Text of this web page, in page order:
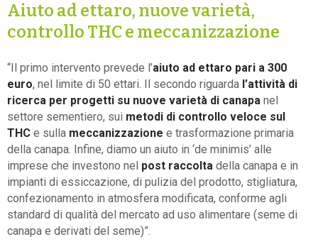
Aiuto ad ettaro, nuove varietà,
controllo THC e meccanizzazione
“Il primo intervento prevede l’aiuto ad ettaro pari a 300
euro, nel limite di 50 ettari. Il secondo riguarda l’attività di
ricerca per progetti su nuove varietà di canapa nel
settore sementiero, sui metodi di controllo veloce sul
THC e sulla meccanizzazione e trasformazione primaria
della canapa. Infine, diamo un aiuto in ‘de minimis’ alle
imprese che investono nel post raccolta della canapa e in
impianti di essiccazione, di pulizia del prodotto, stigliatura,
confezionamento in atmosfera modificata, conforme agli
standard di qualità del mercato ad uso alimentare (seme di
canapa e derivati del seme)”.